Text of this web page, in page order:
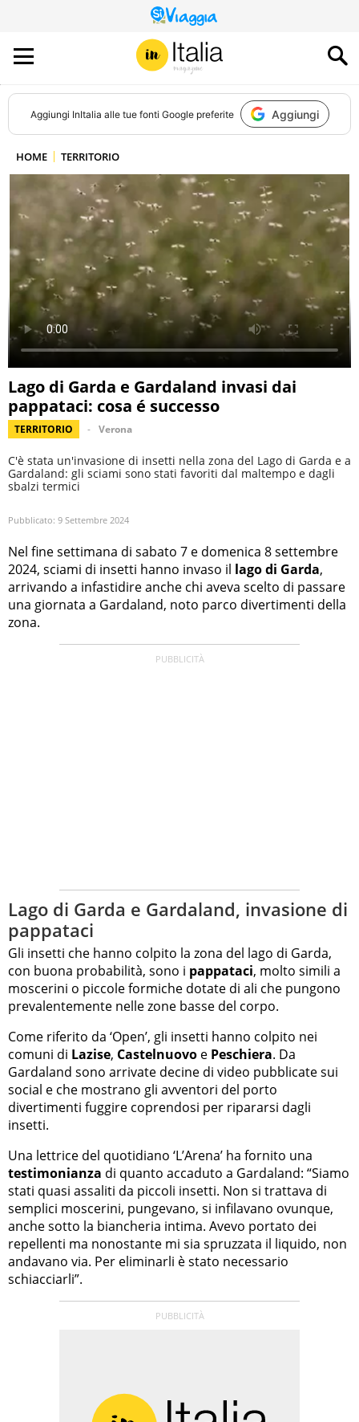
QUESTO
SITO
CONTRIBUISCE
ALL’AUDIENCE
DI
Aggiungi InItalia alle tue fonti Google preferite Aggiungi
HOME TERRITORIO
Lago di Garda e Gardaland invasi dai
pappataci: cosa é successo
TERRITORIO Verona
C'è stata un'invasione di insetti nella zona del Lago di Garda e a
Gardaland: gli sciami sono stati favoriti dal maltempo e dagli
sbalzi termici
Pubblicato: 9 Settembre 2024
Nel fine settimana di sabato 7 e domenica 8 settembre
2024, sciami di insetti hanno invaso il lago di Garda,
arrivando a infastidire anche chi aveva scelto di passare
una giornata a Gardaland, noto parco divertimenti della
zona.
Lago di Garda e Gardaland, invasione di
pappataci
Gli insetti che hanno colpito la zona del lago di Garda,
con buona probabilità, sono i pappataci, molto simili a
moscerini o piccole formiche dotate di ali che pungono
prevalentemente nelle zone basse del corpo.
Come riferito da ‘Open’, gli insetti hanno colpito nei
comuni di Lazise, Castelnuovo e Peschiera. Da
Gardaland sono arrivate decine di video pubblicate sui
social e che mostrano gli avventori del porto
divertimenti fuggire coprendosi per ripararsi dagli
insetti.
Una lettrice del quotidiano ‘L’Arena’ ha fornito una
testimonianza di quanto accaduto a Gardaland: “Siamo
stati quasi assaliti da piccoli insetti. Non si trattava di
semplici moscerini, pungevano, si infilavano ovunque,
anche sotto la biancheria intima. Avevo portato dei
repellenti ma nonostante mi sia spruzzata il liquido, non
andavano via. Per eliminarli è stato necessario
schiacciarli”.